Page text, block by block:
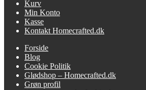
Kurv
Min Konto
Kasse
Kontakt Homecrafted.dk
Forside
Blog
Cookie Politik
Glødshop – Homecrafted.dk
Grøn profil